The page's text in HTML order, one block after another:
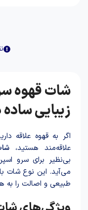
شات قهوه
زیبایی
اگر به قهوه علاقه
علاقه‌مند هستید،
بی‌نظیر برای سرو
می‌آید. این نوع
طبیعی و اصالت را به